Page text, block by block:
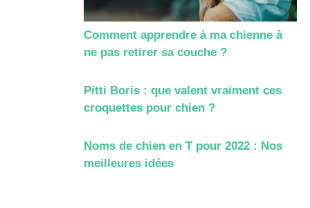
Comment apprendre à ma chienne à
ne pas retirer sa couche ?
Pitti Boris : que valent vraiment ces
croquettes pour chien ?
Noms de chien en T pour 2022 : Nos
meilleures idées